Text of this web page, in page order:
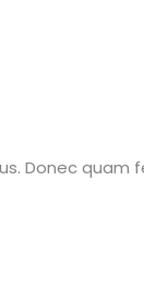
Donec quam